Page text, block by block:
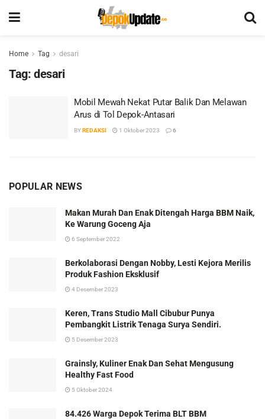
Home Tag desari
Tag: desari
Mobil Mewah Nekat Putar Balik Dan Melawan
Arus di Tol Depok-Antasari
BYREDAKSI 1 Oktober 2023 6
POPULAR NEWS
Makan Murah Dan Enak Ditengah Harga BBM Naik,
Ke Warung Goceng Aja
6 September 2022
Berkolaborasi Dengan Nobby, Lesti Kejora Merilis
Produk Fashion Eksklusif
4 Desember 2023
Keren, Trans Studio Mall Cibubur Punya
Pembangkit Listrik Tenaga Surya Sendiri.
5 Desember 2023
Grainsly, Kuliner Enak Dan Sehat Mengusung
Healthy Fast Food
5 Oktober 2024
84.426 Warga Depok Terima BLT BBM